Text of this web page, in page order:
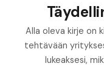
Alla oleva kirje on
tehtävään
lukeaksesi,